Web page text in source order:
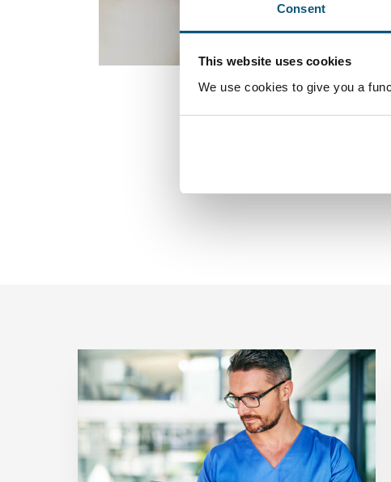
Consent
This website uses cookies
We use cookies to give you a